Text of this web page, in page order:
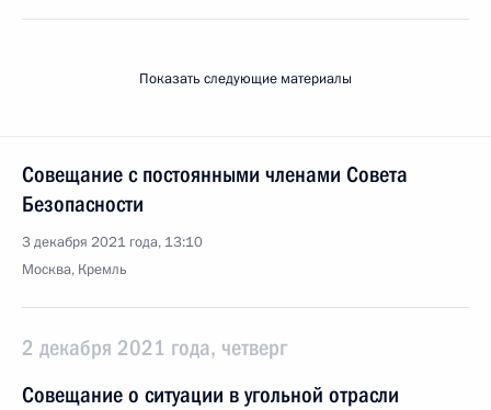
Показать следующие материалы
Совещание с постоянными членами Совета
Безопасности
3 декабря 2021 года, 13:10
Москва, Кремль
2 декабря 2021 года, четверг
Совещание о ситуации в угольной отрасли